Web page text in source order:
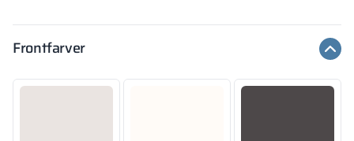
Frontfarver